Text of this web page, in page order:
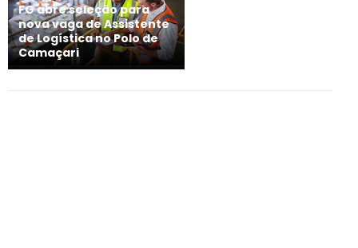
FG abre seleção para
nova vaga de Assistente
de Logística no Polo de
Camaçari